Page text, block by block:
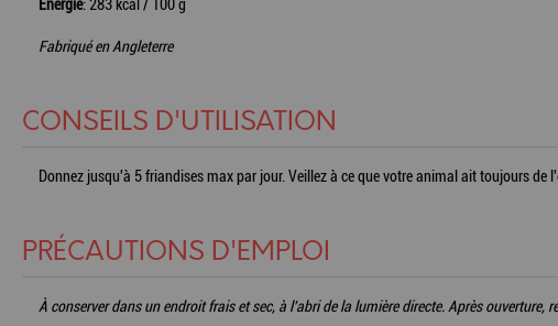
Énergie: 283 kcal / 100 g
Fabriqué en Angleterre
CONSEILS D'UTILISATION
Donnez jusqu'à 5 friandises max par jour. Veillez à ce que votre animal ait toujours de
PRÉCAUTIONS D'EMPLOI
À conserver dans un endroit frais et sec, à l'abri de la lumière directe. Après